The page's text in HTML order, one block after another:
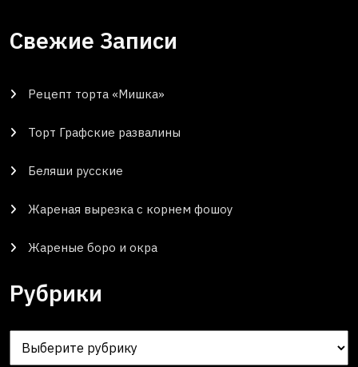
Свежие Записи
Рецепт торта «Мишка»
Торт Графские развалины
Беляши русские
Жареная вырезка с корнем фошоу
Жареные боро и окра
Рубрики
Рубрики